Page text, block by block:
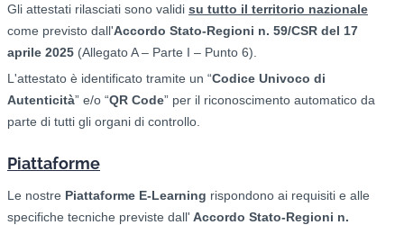
Gli attestati rilasciati sono validi su tutto il territorio nazionale
come previsto dall'Accordo Stato-Regioni n. 59/CSR del 17
aprile 2025 (Allegato A – Parte I – Punto 6).
L'attestato è identificato tramite un “Codice Univoco di
Autenticità” e/o “QR Code” per il riconoscimento automatico da
parte di tutti gli organi di controllo.
Piattaforme
Le nostre Piattaforme E-Learning rispondono ai requisiti e alle
specifiche tecniche previste dall' Accordo Stato-Regioni n.